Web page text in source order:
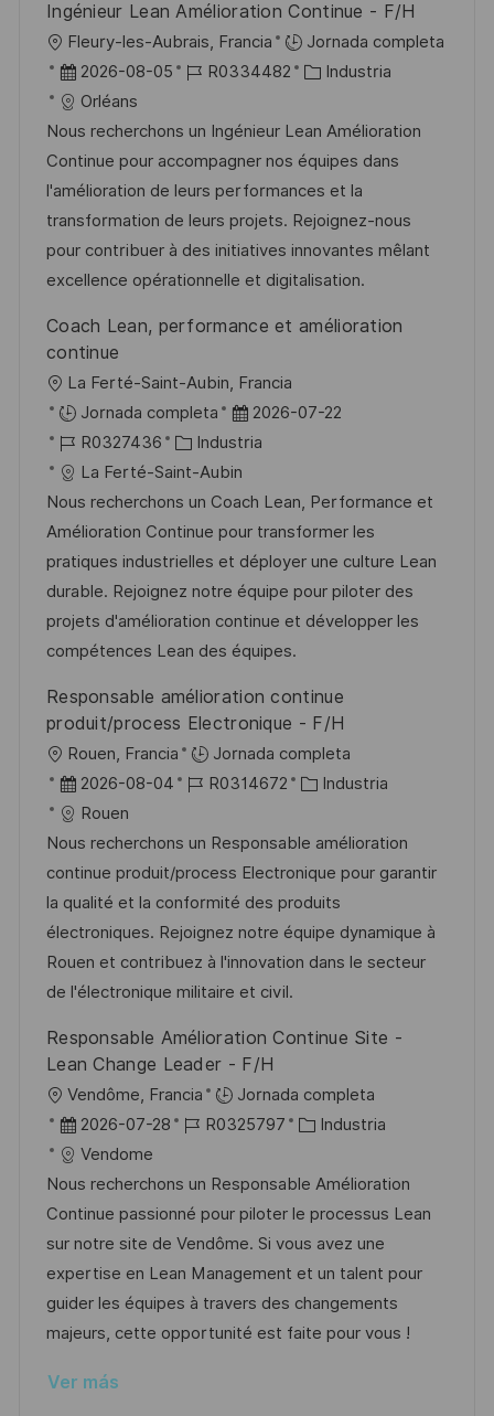
i
c
a
i
ó
n
Ingénieur Lean Amélioration Continue - F/H
U
b
c
a
c
i
ó
n
Fleury-les-Aubrais, Francia
Jornada completa
F
e
c
h
a
d
e
p
b
c
a
c
2026-08-05
I
d
e
e
m
p
l
o
R0334482
C
t
e
g
o
r
í
Industria
Orléans
Nous recherchons un Ingénieur Lean Amélioration
Continue pour accompagner nos équipes dans
l'amélioration de leurs performances et la
transformation de leurs projets. Rejoignez-nous
pour contribuer à des initiatives innovantes mêlant
excellence opérationnelle et digitalisation.
Coach Lean, performance et amélioration
continue
U
b
c
a
c
i
ó
n
La Ferté-Saint-Aubin, Francia
Jornada completa
F
e
c
h
a
d
e
p
u
l
2026-07-22
I
D
d
e
e
m
p
l
o
R0327436
C
a
t
e
g
o
r
í
Industria
La Ferté-Saint-Aubin
Nous recherchons un Coach Lean, Performance et
Amélioration Continue pour transformer les
pratiques industrielles et déployer une culture Lean
durable. Rejoignez notre équipe pour piloter des
projets d'amélioration continue et développer les
compétences Lean des équipes.
Responsable amélioration continue
produit/process Electronique - F/H
U
b
c
a
c
i
ó
n
Rouen, Francia
Jornada completa
F
e
c
h
a
d
e
p
b
c
a
n
2026-08-04
I
d
e
e
m
p
l
o
R0314672
C
t
e
g
o
r
Industria
Rouen
Nous recherchons un Responsable amélioration
continue produit/process Electronique pour garantir
la qualité et la conformité des produits
électroniques. Rejoignez notre équipe dynamique à
Rouen et contribuez à l'innovation dans le secteur
de l'électronique militaire et civil.
Responsable Amélioration Continue Site -
Lean Change Leader - F/H
U
b
c
a
c
i
ó
n
Vendôme, Francia
Jornada completa
F
e
c
h
a
d
e
p
b
2026-07-28
I
d
e
e
m
p
l
R0325797
C
t
e
g
o
r
í
Industria
Vendome
Nous recherchons un Responsable Amélioration
Continue passionné pour piloter le processus Lean
sur notre site de Vendôme. Si vous avez une
expertise en Lean Management et un talent pour
guider les équipes à travers des changements
majeurs, cette opportunité est faite pour vous !
Ver más